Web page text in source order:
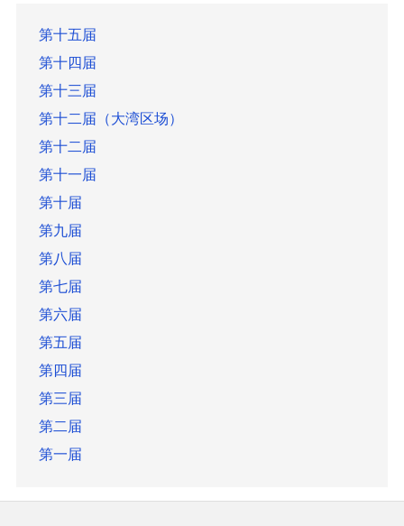
第十五届
第十四届
第十三届
第十二届（大湾区场）
第十二届
第十一届
第十届
第九届
第八届
第七届
第六届
第五届
第四届
第三届
第二届
第一届